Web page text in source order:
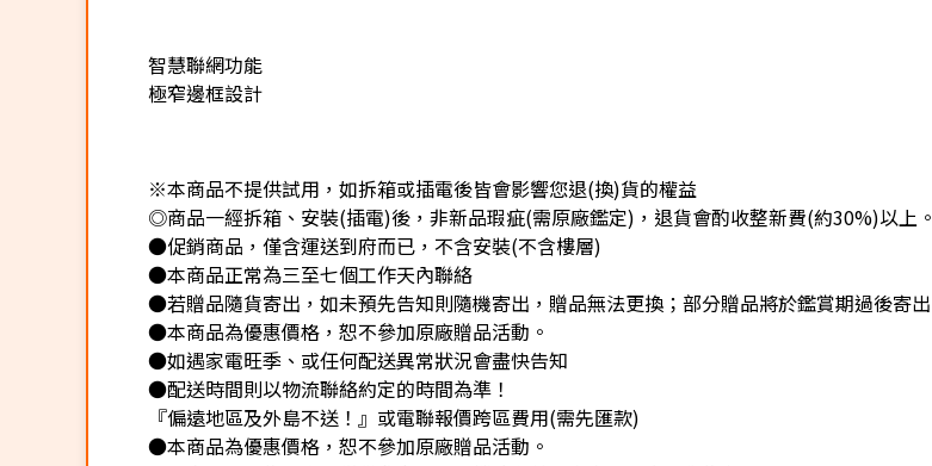
智慧聯網功能
極窄邊框設計
※本商品不提供試用，如拆箱或插電後皆會影響您退(換)貨的權益
◎商品一經拆箱、安裝(插電)後，非新品瑕疵(需原廠鑑定)，退貨會酌收整新費(約30%)以上。
●促銷商品，僅含運送到府而已，不含安裝(不含樓層)
●本商品正常為三至七個工作天內聯絡
●若贈品隨貨寄出，如未預先告知則隨機寄出，贈品無法更換；部分贈品將於鑑賞期過後寄出
●本商品為優惠價格，恕不參加原廠贈品活動。
●如遇家電旺季、或任何配送異常狀況會盡快告知
●配送時間則以物流聯絡約定的時間為準！
『偏遠地區及外島不送！』或電聯報價跨區費用(需先匯款)
●本商品為優惠價格，恕不參加原廠贈品活動。